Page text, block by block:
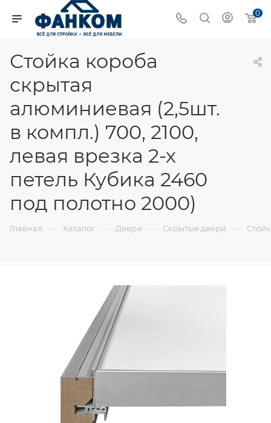
0
Стойка короба
скрытая
алюминиевая (2,5шт.
в компл.) 700, 2100,
левая врезка 2-х
петель Кубика 2460
под полотно 2000)
Главная — Каталог — Двери — Скрытые двери —